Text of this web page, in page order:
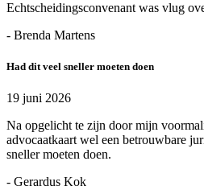
Echtscheidingsconvenant was vlug
- Brenda Martens
Had dit veel sneller moeten doen
19 juni 2026
Na opgelicht te zijn door mijn
advocaatkaart wel een betrouwbare
sneller moeten doen.
- Gerardus Kok